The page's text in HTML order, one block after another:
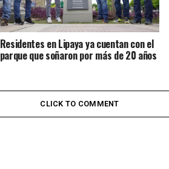
Residentes en Lipaya ya cuentan con el
parque que soñaron por más de 20 años
CLICK TO COMMENT